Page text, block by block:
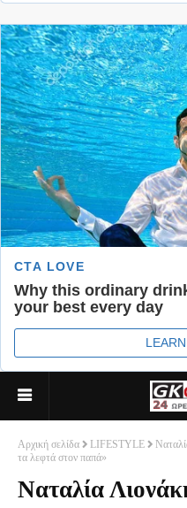
Αρχική σελίδα LIFESTYLE
τα λεφτά στον παπά»
Ναταλία